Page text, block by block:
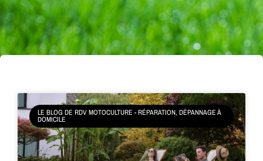
LE BLOG DE RDV MOTOCULTURE - RÉPARATION, DÉPANNAGE À
DOMICILE